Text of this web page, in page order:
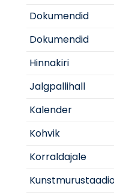
Dokumendid
Dokumendid
Hinnakiri
Jalgpallihall
Kalender
Kohvik
Korraldajale